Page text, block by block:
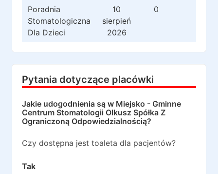
Poradnia
Stomatologiczna
Dla Dzieci
10
sierpień
2026
0
Pytania dotyczące placówki
Jakie udogodnienia są w Miejsko - Gminne
Centrum Stomatologii Olkusz Spółka Z
Ograniczoną Odpowiedzialnością?
Czy dostępna jest toaleta dla pacjentów?
Tak